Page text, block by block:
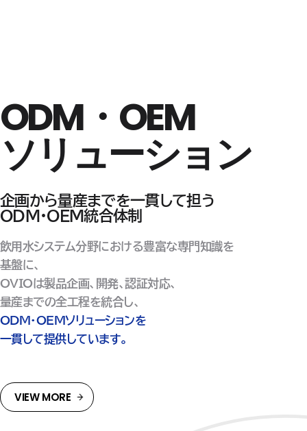
飲用水システム
ODM・OEM
パートナー
エンジニアリングと
製造力
成長を
拡張する
パートナー
企画から量産までを一貫して担う
ODM・OEM統合体制
飲用水システム分野における豊富な専門知識を
基盤に、
OVIOは製品企画、開発、認証対応、
量産までの全工程を統合し、
ODM・OEMソリューションを
一貫して提供しています。
VIEW MORE
ODM・OEM
ソリューション